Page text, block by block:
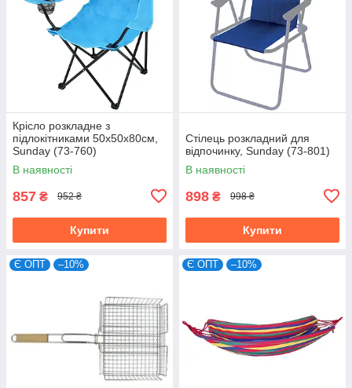
Крісло розкладне з
підлокітниками 50х50х80см,
Sunday (73-760)
В наявності
857 ₴ 952 ₴
Купити
Стілець розкладний для
відпочинку, Sunday (73-801)
В наявності
898 ₴ 998 ₴
Купити
Є ОПТ –10% Є ОПТ –10%